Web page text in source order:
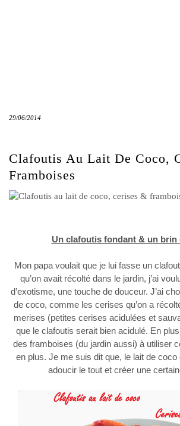
29/06/2014
Clafoutis Au Lait De Coco,
Framboises
Un clafoutis fondant & un brin
Mon papa voulait que je lui fasse un
qu’on avait récolté dans le jardin, j’ai
d’exotisme, une touche de douceur. J’ai
de coco, comme les cerises qu’on a
merises (petites cerises acidulées et
que le clafoutis serait bien acidulé. En
des framboises (du jardin aussi) à utiliser
en plus. Je me suis dit que, le lait de coco
adoucir le tout et créer une